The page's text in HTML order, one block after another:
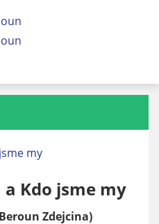
Kdo jsme my
Zdejcina)